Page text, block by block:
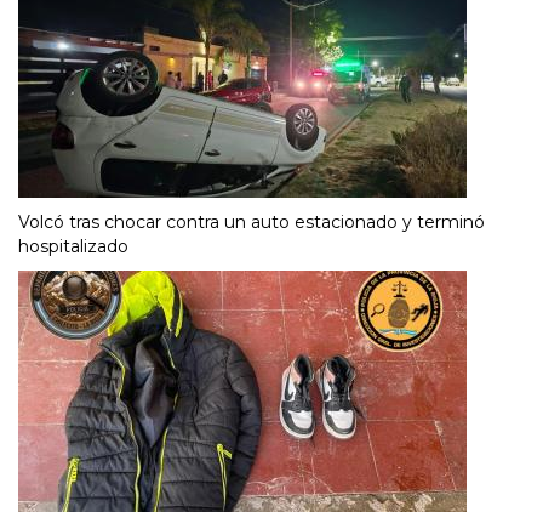
Volcó tras chocar contra un auto estacionado y terminó
hospitalizado